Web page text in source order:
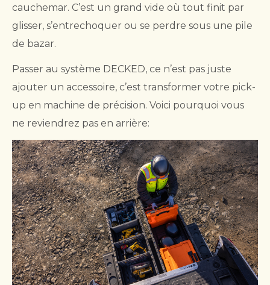
cauchemar. C’est un grand vide où tout finit par
glisser, s’entrechoquer ou se perdre sous une pile
de bazar.
Passer au système DECKED, ce n’est pas juste
ajouter un accessoire, c’est transformer votre pick-
up en machine de précision. Voici pourquoi vous
ne reviendrez pas en arrière: